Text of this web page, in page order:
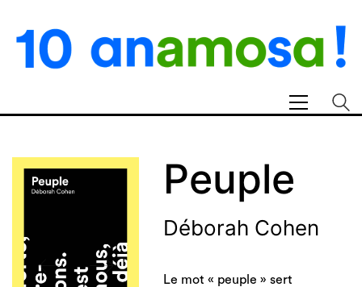
Peuple
Déborah Cohen
Le mot « peuple » sert